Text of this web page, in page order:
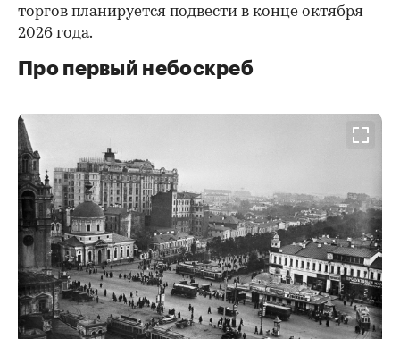
торгов планируется подвести в конце октября
2026 года.
Про первый небоскреб
00:00 / 00:00